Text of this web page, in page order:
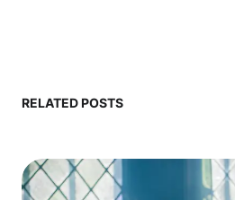
RELATED POSTS